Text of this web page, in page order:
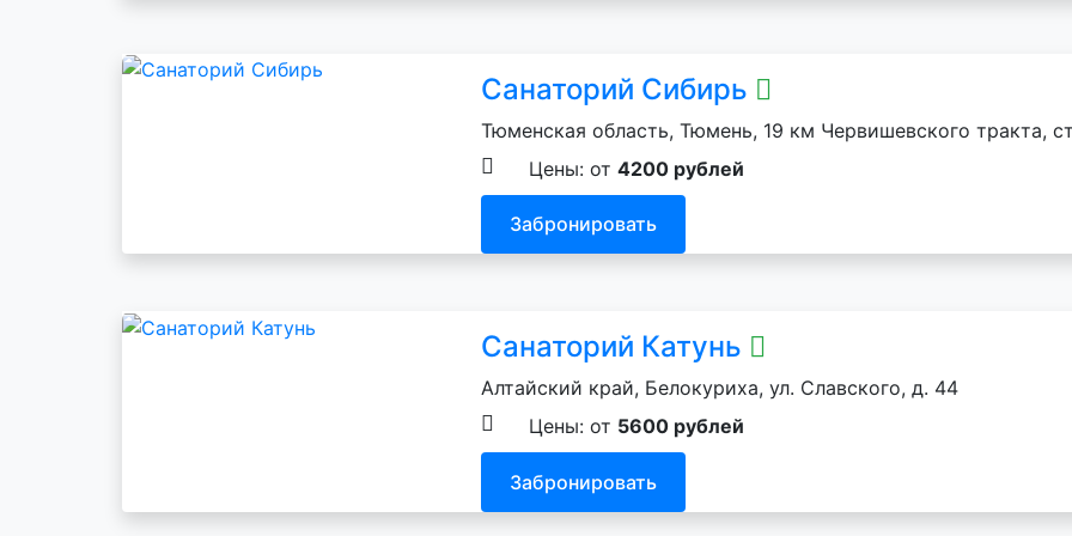
Санаторий Сибирь
Тюменская область, Тюмень, 19 км Червишевского тракта,
Цены: от 4200 рублей
Забронировать
Санаторий Катунь
Алтайский край, Белокуриха, ул. Славского, д. 44
Цены: от 5600 рублей
Забронировать